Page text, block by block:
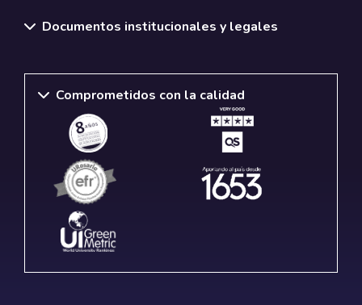
Documentos institucionales y legales
Comprometidos con la calidad